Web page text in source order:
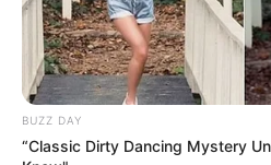
BUZZ DAY
“Classic Dirty Dancing Mystery